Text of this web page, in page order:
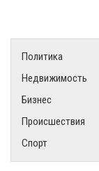
Политика
Недвижимость
Бизнес
Происшествия
Спорт